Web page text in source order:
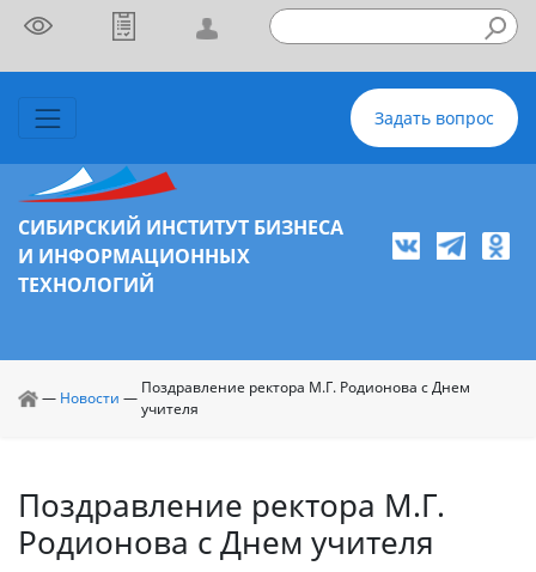
Задать вопрос
СИБИРСКИЙ ИНСТИТУТ БИЗНЕСА
И ИНФОРМАЦИОННЫХ
ТЕХНОЛОГИЙ
— Новости —
Поздравление ректора М.Г. Родионова с Днем
учителя
Поздравление ректора М.Г.
Родионова с Днем учителя